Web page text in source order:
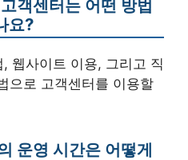
객센터는 어떤 방법
요?
웹사이트 이용, 그리고 직
으로 고객센터를 이용할
운영 시간은 어떻게